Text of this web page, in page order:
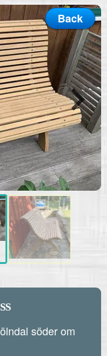
MENUBack
söder om